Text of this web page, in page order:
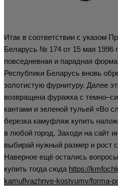
Итак в соответствии с указом
Беларусь № 174 от 15 мая 1996
повседневная и парадная
Республики Беларусь вновь
золотистую фурнитуру. Далее
возвращена фуражка с
кантами и зеленой тульей «Во
березка камуфляж купить
в любой город. Заходи на сайт
выбирай нужный размер и рост
Наверное ещё остались
купить тогда сюда https://
kamuflyazhnye-kostyumy/forma-